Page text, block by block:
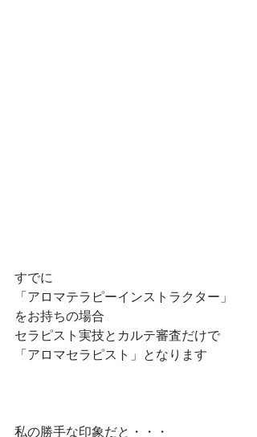
すでに
「アロマテラピーインストラクター」
をお持ちの場合
セラピスト実技とカルテ審査だけで
「アロマセラピスト」となります
私の勝手な印象だと・・・